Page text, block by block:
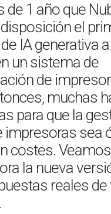
de 1 año que
el
IA generativa
un sistema de
de
muchas
para que la
impresoras sea
costes.
la nueva
reales de